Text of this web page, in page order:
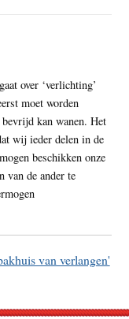
over ‘verlichting’
moet worden
kan wanen. Het
wij ieder delen in de
beschikken onze
van de ander te
van verlangen'